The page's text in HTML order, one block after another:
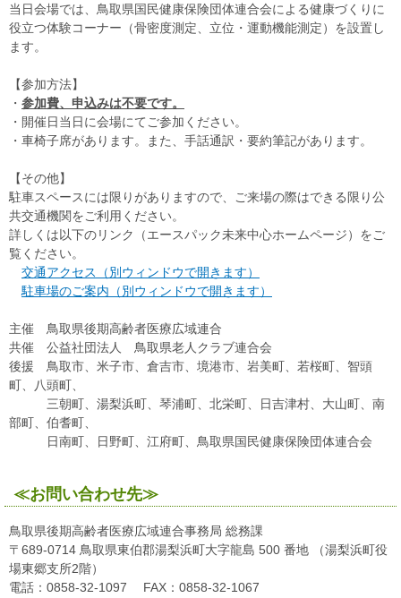
当日会場では、鳥取県国民健康保険団体連合会による健康づくりに
役立つ体験コーナー（骨密度測定、立位・運動機能測定）を設置し
ます。
【参加方法】
・ 参加費、 申込みは不要です。
・開催日当日に会場にてご参加ください。
・車椅子席があります。また、手話通訳・要約筆記があります。
【その他】
駐車スペースには限りがありますので、ご来場の際はできる限り公
共交通機関をご利用ください。
詳しくは以下のリンク（エースパック未来中心ホームページ）をご
覧ください。
交通アクセス（別ウィンドウで開きます）
駐車場のご案内（別ウィンドウで開きます）
主催 鳥取県後期高齢者医療広域連合
共催 公益社団法人 鳥取県老人クラブ連合会
後援 鳥取市、米子市、倉吉市、境港市、岩美町、若桜町、智頭
町、八頭町、
三朝町、湯梨浜町、琴浦町、北栄町、日吉津村、大山町、南
部町、伯耆町、
日南町、日野町、江府町、鳥取県国民健康保険団体連合会
≪お問い合わせ先≫
鳥取県後期高齢者医療広域連合事務局 総務課
〒689-0714 鳥取県東伯郡湯梨浜町大字龍島 500 番地 （湯梨浜町役
場東郷支所2階）
電話：0858-32-1097 FAX：0858-32-1067